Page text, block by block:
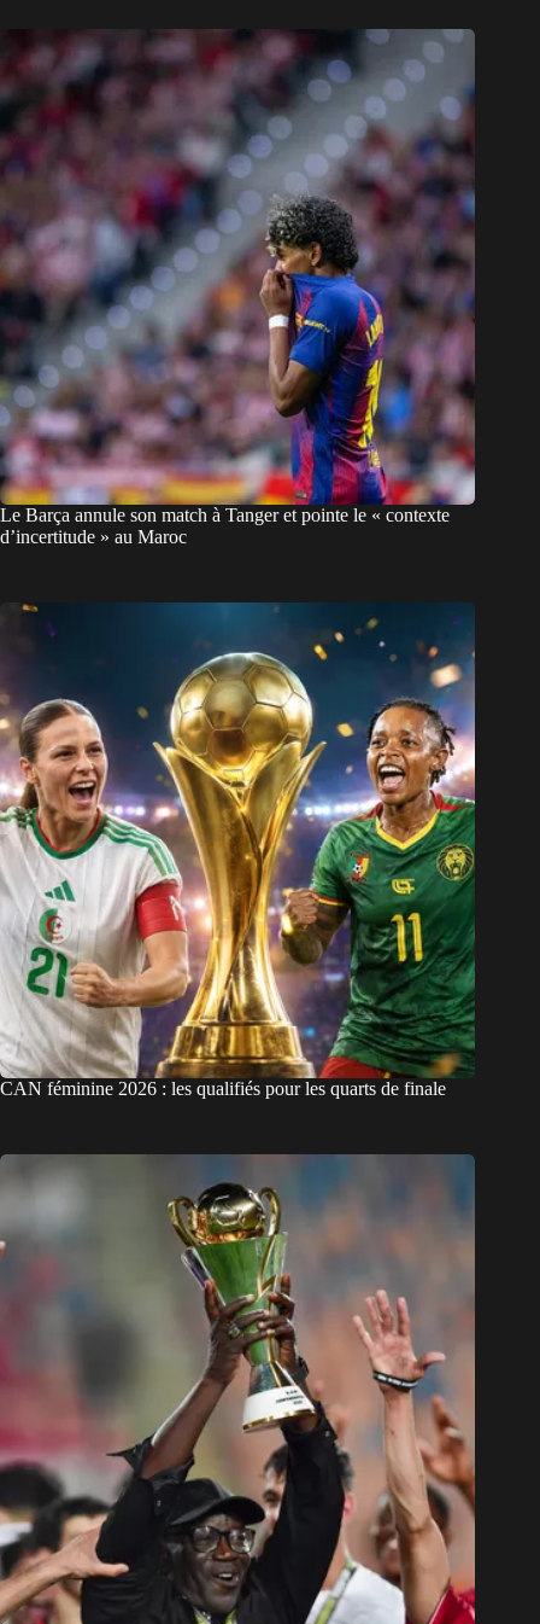
Le Barça annule son match à Tanger et pointe le « contexte
d’incertitude » au Maroc
CAN féminine 2026 : les qualifiés pour les quarts de finale